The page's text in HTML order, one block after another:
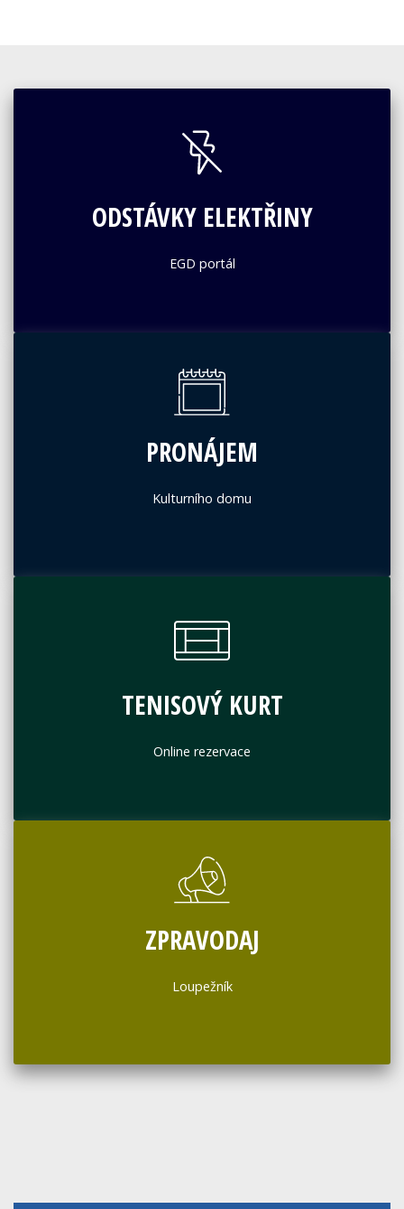
ODSTÁVKY ELEKTŘINY
EGD portál
PRONÁJEM
Kulturního domu
TENISOVÝ KURT
Online rezervace
ZPRAVODAJ
Loupežník